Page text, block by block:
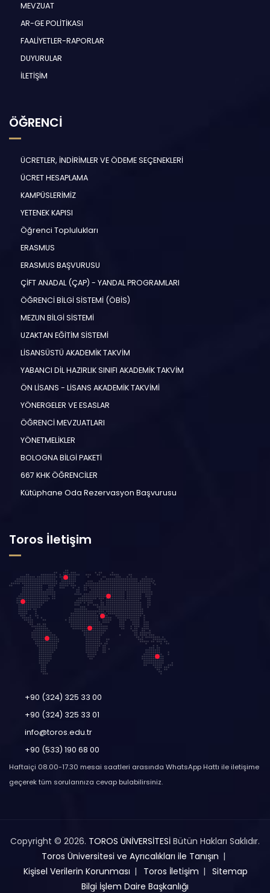
MEVZUAT
AR-GE POLİTİKASI
FAALİYETLER-RAPORLAR
DUYURULAR
İLETİŞİM
ÖĞRENCİ
ÜCRETLER, İNDİRİMLER VE ÖDEME SEÇENEKLERİ
ÜCRET HESAPLAMA
KAMPÜSLERİMİZ
YETENEK KAPISI
Öğrenci Toplulukları
ERASMUS
ERASMUS BAŞVURUSU
ÇİFT ANADAL (ÇAP) - YANDAL PROGRAMLARI
ÖĞRENCİ BİLGİ SİSTEMİ (ÖBİS)
MEZUN BİLGİ SİSTEMİ
UZAKTAN EĞİTİM SİSTEMİ
LİSANSÜSTÜ AKADEMİK TAKVİM
YABANCI DİL HAZIRLIK SINIFI AKADEMİK TAKVİM
ÖN LİSANS - LİSANS AKADEMİK TAKVİMİ
YÖNERGELER VE ESASLAR
ÖĞRENCİ MEVZUATLARI
YÖNETMELİKLER
BOLOGNA BİLGİ PAKETİ
667 KHK ÖĞRENCİLER
Kütüphane Oda Rezervasyon Başvurusu
Toros İletişim
+90 (324) 325 33 00
+90 (324) 325 33 01
info@toros.edu.tr
+90 (533) 190 68 00
Haftaiçi 08.00-17.30 mesai saatleri arasında WhatsApp Hattı ile iletişime
geçerek tüm sorularınıza cevap bulabilirsiniz.
Copyright © 2026. TOROS ÜNİVERSİTESİ Bütün Hakları Saklıdır.
Toros Üniversitesi ve Ayrıcalıkları ile Tanışın
Kişisel Verilerin Korunması
Toros İletişim
Sitemap
Bilgi İşlem Daire Başkanlığı